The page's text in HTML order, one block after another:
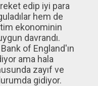
edip iyi para
hem de
ekonominin
davrandı.
of England'ın
ama hala
zayıf ve
gidiyor.